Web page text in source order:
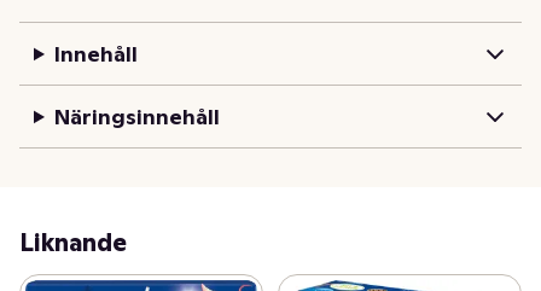
perfekta njutningen för alla tillfällen. Helt utan
med oss på en tur genom vildmarken och träffa våra sex
fantastiska djur!
Innehåll
Näringsinnehåll
Liknande